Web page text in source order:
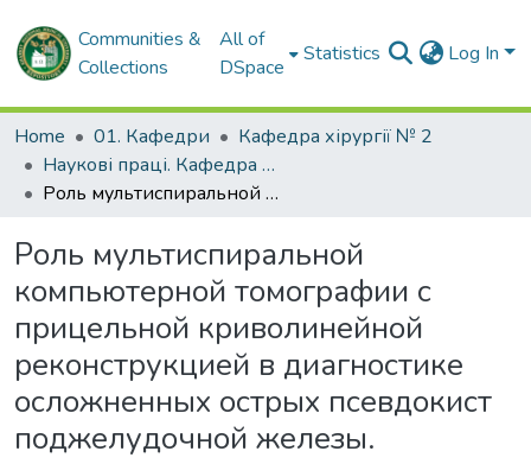
Communities &
Collections
All of
DSpace
Statistics Log In
Home 01. Кафедри
Кафедра хірургії № 2
Наукові праці. Кафедра хірургії № 2
Роль мультиспиральной компьютерной томографии с прицельной криволинейной реконструкцией в диагностике осложненных острых псевдокист поджелудочной железы.
Роль мультиспиральной
компьютерной томографии с
прицельной криволинейной
реконструкцией в диагностике
осложненных острых псевдокист
поджелудочной железы.